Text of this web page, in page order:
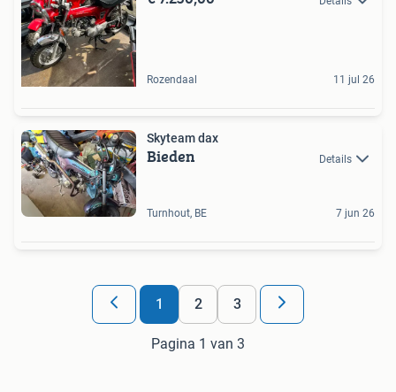
Rozendaal 11 jul 26
Skyteam dax
Bieden Details
Turnhout, BE 7 jun 26
1 2 3
Pagina 1 van 3